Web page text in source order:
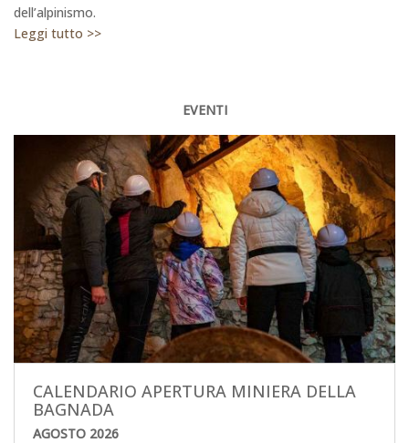
dell’alpinismo.
Leggi tutto >>
EVENTI
CALENDARIO APERTURA MINIERA DELLA
BAGNADA
AGOSTO 2026